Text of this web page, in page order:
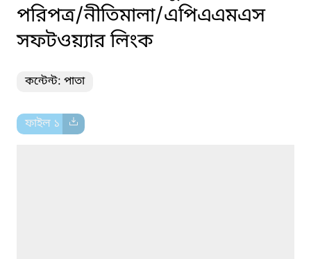
পরিপত্র/নীতিমালা/এপিএএমএস
সফটওয়্যার লিংক
কন্টেন্ট: পাতা
ফাইল ১